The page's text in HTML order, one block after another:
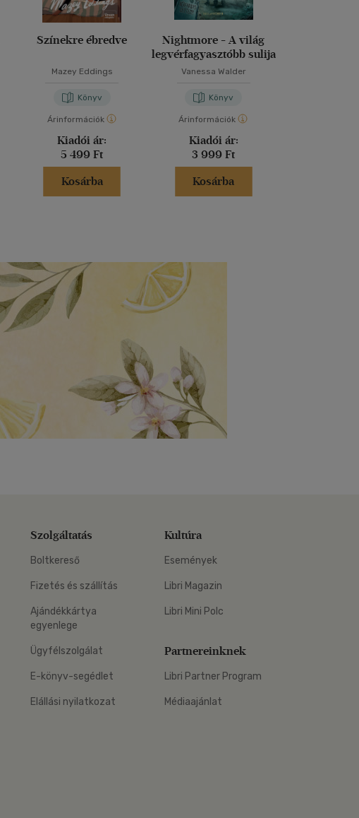
Színekre ébredve
Mazey Eddings
Könyv
Árinformációk
Kiadói ár:
5 499 Ft
Kosárba
Nightmore - A világ
legvérfagyasztóbb sulija
Vanessa Walder
Könyv
Árinformációk
Kiadói ár:
3 999 Ft
Kosárba
Szolgáltatás
Boltkereső
Fizetés és szállítás
Ajándékkártya
egyenlege
Ügyfélszolgálat
E-könyv-segédlet
Elállási nyilatkozat
Kultúra
Események
Libri Magazin
Libri Mini Polc
Partnereinknek
Libri Partner Program
Médiaajánlat